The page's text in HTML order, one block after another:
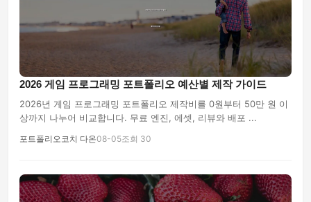
2026 게임 프로그래밍 포트폴리오 예산별 제작 가이드
2026년 게임 프로그래밍 포트폴리오 제작비를 0원부터 50만 원 이
상까지 나누어 비교합니다. 무료 엔진, 에셋, 리뷰와 배포 ...
포트폴리오코치 다온08-05조회 30